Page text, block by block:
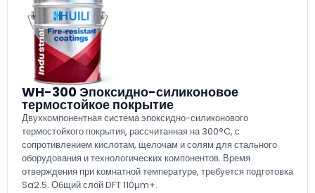
WH-300 Эпоксидно-силиконовое
термостойкое покрытие
Двухкомпонентная система эпоксидно-силиконового
термостойкого покрытия, рассчитанная на 300°C, с
сопротивлением кислотам, щелочам и солям для стального
оборудования и технологических компонентов. Время
отверждения при комнатной температуре, требуется подготовка
Sa2.5. Общий слой DFT 110µm+.